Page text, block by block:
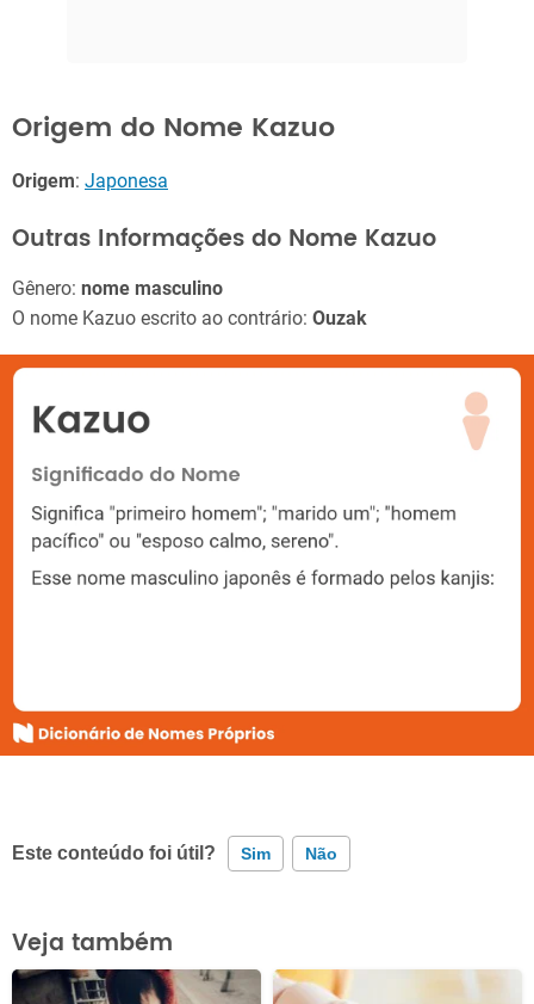
Origem do Nome Kazuo
Origem: Japonesa
Outras Informações do Nome Kazuo
Gênero: nome masculino
O nome Kazuo escrito ao contrário: Ouzak
Este conteúdo foi útil? Sim Não
Este conteúdo contém informação incorreta
Este conteúdo não tem a informação que procuro
Veja também